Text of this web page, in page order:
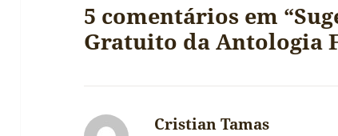
5 comentários em
Gratuito da Antologia
Cristian Tamas